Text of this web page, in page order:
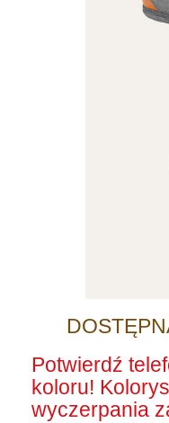
Potwierdź
koloru!
wyczerpania